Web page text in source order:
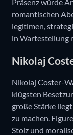
Präsenz würde
romantischen
legitimen,
in Wartestellung
Nikolaj
Nikolaj Coster-
klügsten
große Stärke
zu machen.
Stolz und